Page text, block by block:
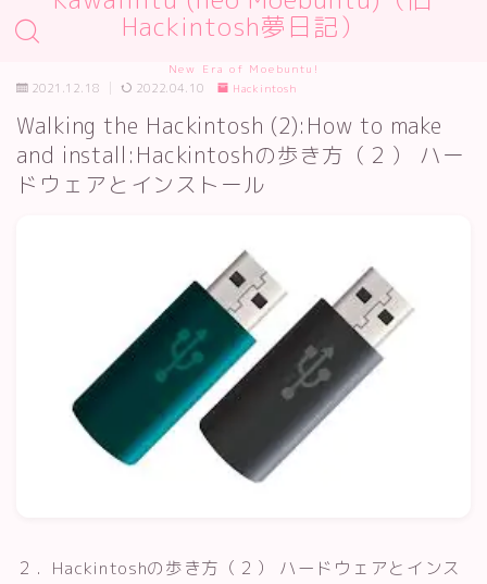
Hackintosh夢日記）
New Era of Moebuntu!
2021.12.18
2022.04.10 Hackintosh
Walking the Hackintosh (2):How to make
and install:Hackintoshの歩き方（２） ハー
ドウェアとインストール
２．Hackintoshの歩き方（２） ハードウェアとインス